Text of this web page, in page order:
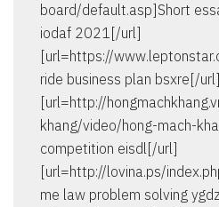
board/default.asp]Short
iodaf 2021[/url]
[url=https://
ride business plan bsxre[/url]
[url=http://
khang/video/hong-mach-
competition eisdl[/url]
[url=http://lovina.ps/
me law problem solving